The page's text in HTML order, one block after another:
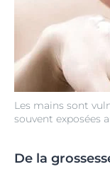
Les mains sont
souvent exposées
De la